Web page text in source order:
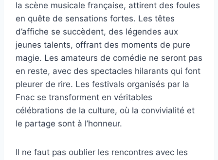
la scène musicale française, attirent des foules
en quête de sensations fortes. Les têtes
d’affiche se succèdent, des légendes aux
jeunes talents, offrant des moments de pure
magie. Les amateurs de comédie ne seront pas
en reste, avec des spectacles hilarants qui font
pleurer de rire. Les festivals organisés par la
Fnac se transforment en véritables
célébrations de la culture, où la convivialité et
le partage sont à l’honneur.
Il ne faut pas oublier les rencontres avec les